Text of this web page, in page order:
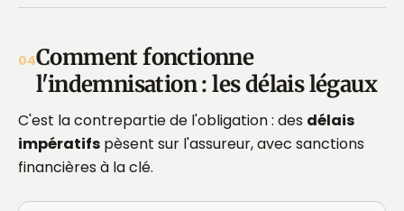
04Comment fonctionne
l'indemnisation : les délais légaux
C'est la contrepartie de l'obligation : des délais
impératifs pèsent sur l'assureur, avec sanctions
financières à la clé.